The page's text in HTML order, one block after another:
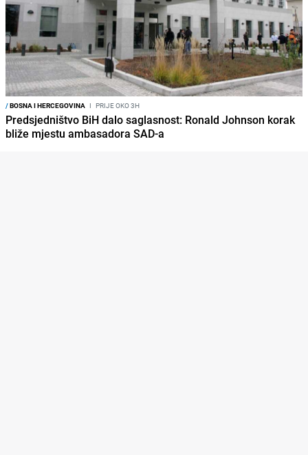
/BOSNA I HERCEGOVINA I PRIJE OKO 3H
Predsjedništvo BiH dalo saglasnost: Ronald Johnson korak
bliže mjestu ambasadora SAD-a